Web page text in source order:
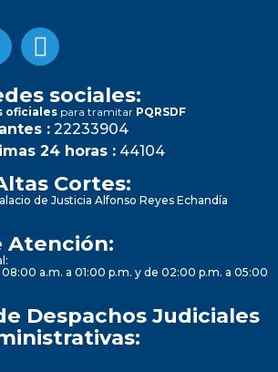
sociales:
oficiales para tramitar PQRSDF
: 22233904
24 horas : 44104
Cortes:
de Justicia Alfonso Reyes Echandía
Atención:
a.m. a 01:00 p.m. y de 02:00 p.m. a 05:00
Despachos Judiciales